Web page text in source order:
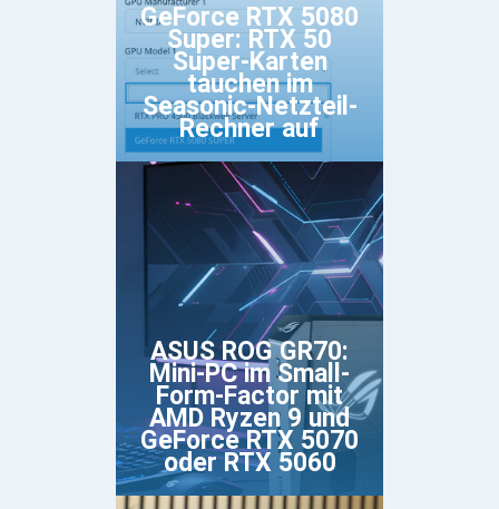
GeForce RTX 5080
Super: RTX 50
Super-Karten
tauchen im
Seasonic-Netzteil-
Rechner auf
ASUS ROG GR70:
Mini-PC im Small-
Form-Factor mit
AMD Ryzen 9 und
GeForce RTX 5070
oder RTX 5060